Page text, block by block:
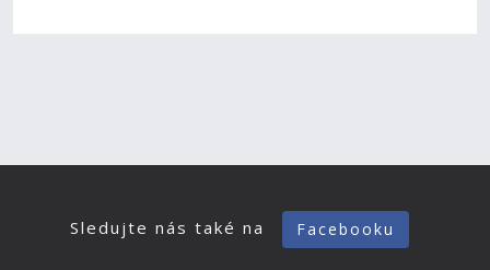
Sledujte nás také na Facebooku